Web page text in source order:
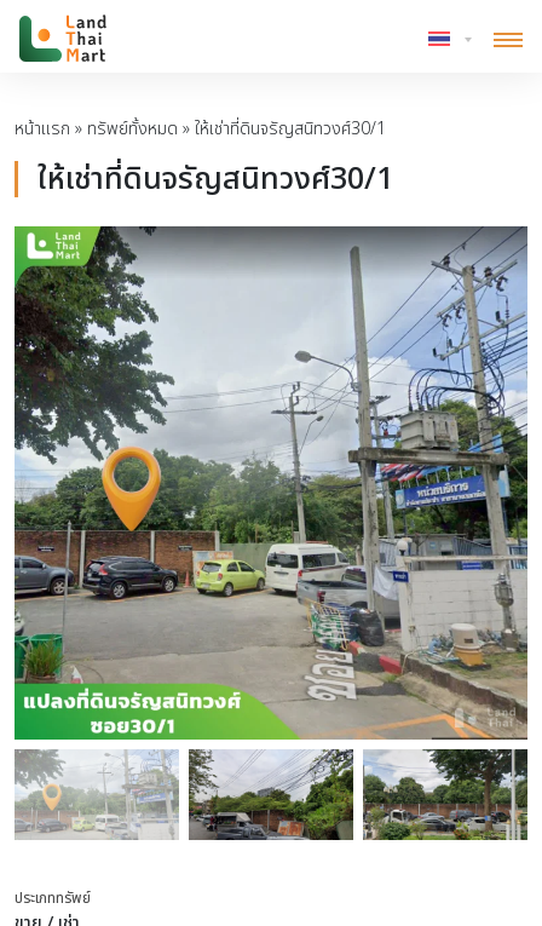
หน้าแรก » ทรัพย์ทั้งหมด »ให้เช่าที่ดินจรัญสนิทวงศ์30/1
ให้เช่าที่ดินจรัญสนิทวงศ์30/1
ประเภททรัพย์